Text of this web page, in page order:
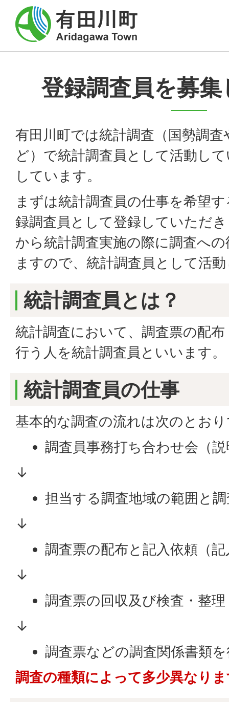
登録調査員を募
有田川町では統計調査（国勢調
ど）で統計調査員として活動し
しています。
まずは統計調査員の仕事を希望
録調査員として登録していただ
から統計調査実施の際に調査へ
ますので、統計調査員として活
統計調査員とは？
統計調査において、調査票の配
行う人を統計調査員といいます。
統計調査員の仕事
基本的な調査の流れは次のとお
調査員事務打ち合わせ会（
↓
担当する調査地域の範囲と
↓
調査票の配布と記入依頼（
↓
調査票の回収及び検査・整理
↓
調査票などの調査関係書類
調査の種類によって多少異なり